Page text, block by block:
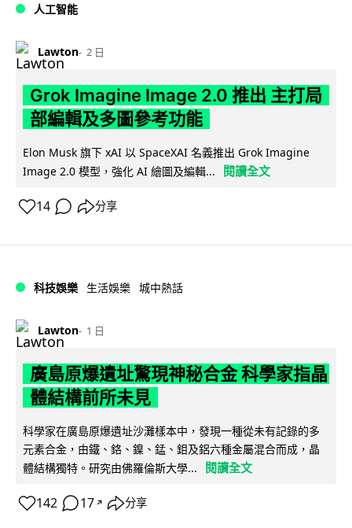
人工智能
Lawton 2 日
Grok Imagine Image 2.0 推出 主打局
部編輯及多圖參考功能
Elon Musk 旗下 xAI 以 SpaceXAI 名義推出 Grok Imagine
Image 2.0 模型，強化 AI 繪圖及編輯...
閱讀全文
14 分享
科技娛樂 生活娛樂 城中熱話
Lawton 1 日
廣島原爆遺址驚現神秘合金 科學家指晶
體結構前所未見
科學家在廣島原爆遺址沙灘樣本中，發現一種從未有記錄的多
元素合金，由鐵、鉻、鎳、錳、鉬及鋁六種金屬混合而成，晶
體結構獨特。研究由佛羅倫斯大學...
閱讀全文
142 17 ↗ 分享